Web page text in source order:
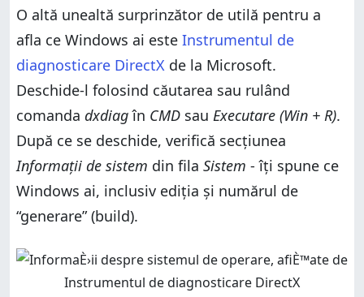
O altă unealtă surprinzător de utilă pentru a
afla ce Windows ai este Instrumentul de
diagnosticare DirectX de la Microsoft.
Deschide-l folosind căutarea sau rulând
comanda dxdiagîn CMD sau Executare (Win + R).
După ce se deschide, verifică secțiunea
Informații de sistem din fila Sistem - îți spune ce
Windows ai, inclusiv ediția și numărul de
“generare” (build).